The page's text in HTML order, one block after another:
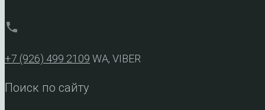
phone
+7 (926) 499 2109 WA, VIBER
Поиск по сайту